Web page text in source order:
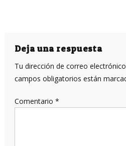
Deja una respuesta
Tu dirección de correo
campos obligatorios están
Comentario *